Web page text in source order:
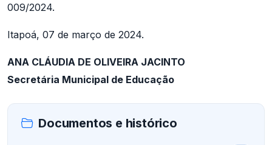
009/2024.
Itapoá, 07 de março de 2024.
ANA CLÁUDIA DE OLIVEIRA JACINTO
Secretária Municipal de Educação
Documentos e histórico